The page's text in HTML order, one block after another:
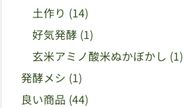
土作り (14)
好気発酵 (1)
玄米アミノ酸米ぬかぼかし (1)
発酵メシ (1)
良い商品 (44)